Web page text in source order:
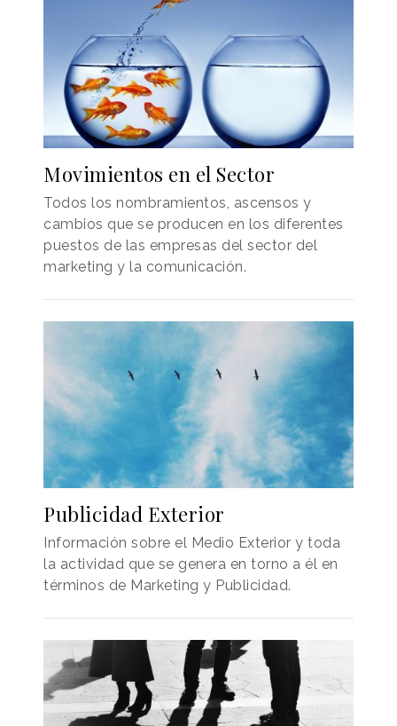
Movimientos en el Sector
Todos los nombramientos, ascensos y
cambios que se producen en los diferentes
puestos de las empresas del sector del
marketing y la comunicación.
Publicidad Exterior
Información sobre el Medio Exterior y toda
la actividad que se genera en torno a él en
términos de Marketing y Publicidad.